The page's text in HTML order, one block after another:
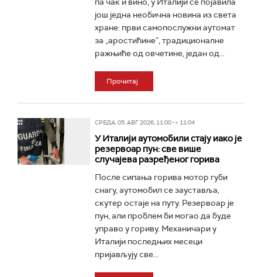
још једна необична новина из света
хране: први самопослужни аутомат
за „аростићине”, традиционалне
ражњиће од овчетине, један од...
Прочитај
СРЕДА, 05. АВГ 2026, 11:00 -> 11:04
У Италији аутомобили стају иако је
резервоар пун: све више
случајева разређеног горива
После сипања горива мотор губи
снагу, аутомобил се зауставља,
скутер остаје на путу. Резервоар је
пун, али проблем би могао да буде
управо у гориву. Механичари у
Италији последњих месеци
пријављују све...